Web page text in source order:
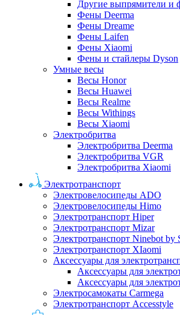
Другие выпрямители и
Фены Deerma
Фены Dreame
Фены Laifen
Фены Xiaomi
Фены и стайлеры Dyson
Умные весы
Весы Honor
Весы Huawei
Весы Realme
Весы Withings
Весы Xiaomi
Электробритва
Электробритва Deerma
Электробритва VGR
Электробритва Xiaomi
Электротранспорт
Электровелосипеды ADO
Электровелосипеды Himo
Электротранспорт Hiper
Электротранспорт Mizar
Электротранспорт Ninebot by
Электротранспорт XIaomi
Аксессуары для
Аксессуары для
Аксессуары для
Электросамокаты Carmega
Электротранспорт Accesstyle